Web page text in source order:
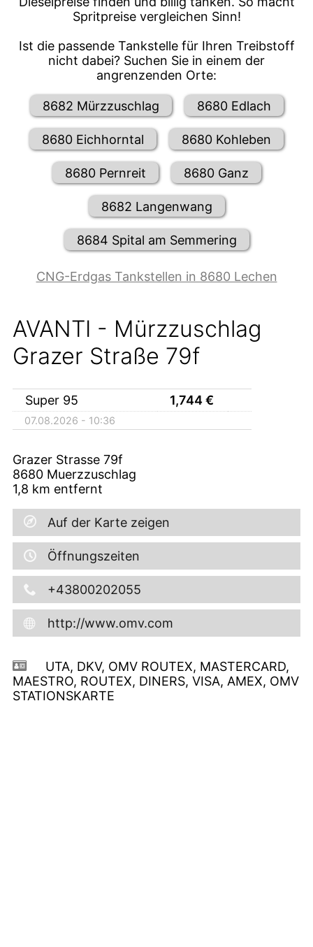
Spritpreise vergleichen Sinn!
Ist die passende Tankstelle für Ihren Treibstoff
nicht dabei? Suchen Sie in einem der
angrenzenden Orte:
8682 Mürzzuschlag 8680 Edlach
8680 Eichhorntal 8680 Kohleben
8680 Pernreit 8680 Ganz
8682 Langenwang
8684 Spital am Semmering
CNG-Erdgas Tankstellen in 8680 Lechen
AVANTI - Mürzzuschlag
Grazer Straße 79f
Super 95 1,744€
07.08.2026 - 10:36
Grazer Strasse 79f
8680 Muerzzuschlag
1,8 km entfernt
Auf der Karte zeigen
Öffnungszeiten
+43800202055
http://www.omv.com
UTA, DKV, OMV ROUTEX, MASTERCARD,
MAESTRO, ROUTEX, DINERS, VISA, AMEX, OMV
STATIONSKARTE